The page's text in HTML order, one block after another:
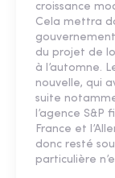
croissance
Cela mettra
du projet de
à l’automne.
nouvelle, qui
suite
l’agence S&P
France et
donc resté
particulière